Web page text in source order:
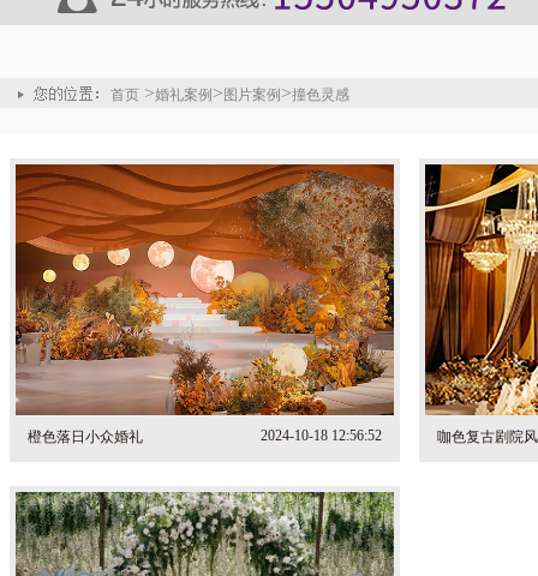
首页 >婚礼案例 > 图片案例 >撞色灵感
橙色落日小众婚礼 2024-10-18 12:56:52 咖色复古剧院